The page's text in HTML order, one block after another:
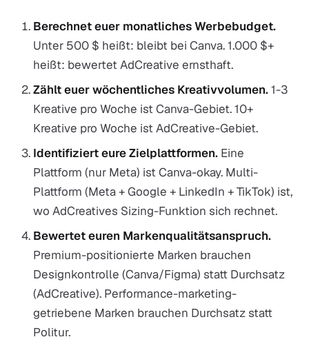
Berechnet euer monatliches Werbebudget.
Unter 500 $ heißt: bleibt bei Canva. 1.000 $+
heißt: bewertet AdCreative ernsthaft.
Zählt euer wöchentliches Kreativvolumen.1-3
Kreative pro Woche ist Canva-Gebiet. 10+
Kreative pro Woche ist AdCreative-Gebiet.
Identifiziert eure Zielplattformen. Eine
Plattform (nur Meta) ist Canva-okay. Multi-
Plattform (Meta + Google + LinkedIn + TikTok) ist,
wo AdCreatives Sizing-Funktion sich rechnet.
Bewertet euren Markenqualitätsanspruch.
Premium-positionierte Marken brauchen
Designkontrolle (Canva/Figma) statt Durchsatz
(AdCreative). Performance-marketing-
getriebene Marken brauchen Durchsatz statt
Politur.